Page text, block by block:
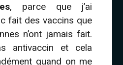
, parce que j’ai
fait des vaccins que
n’ont jamais fait.
antivaccin et cela
quand on me